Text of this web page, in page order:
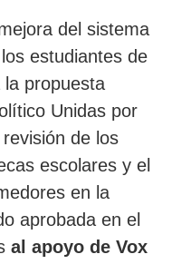
del sistema
estudiantes de
la propuesta
Unidas por
de los
escolares y el
en la
aprobada en el
al apoyo de Vox